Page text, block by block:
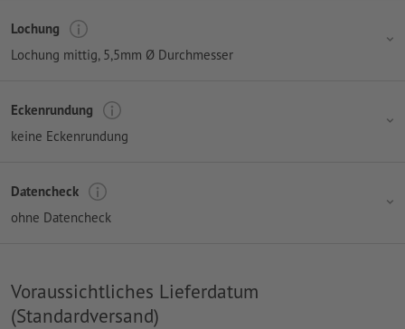
Lochung
Lochung mittig, 5,5mm Ø Durchmesser
Eckenrundung
keine Eckenrundung
Datencheck
ohne Datencheck
Voraussichtliches Lieferdatum
(Standardversand)